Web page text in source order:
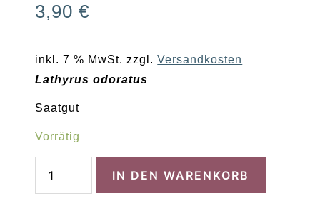
3,90€
inkl. 7 % MwSt. zzgl.Versandkosten
Lathyrus odoratus
Saatgut
Vorrätig
Menge
IN DEN WARENKORB